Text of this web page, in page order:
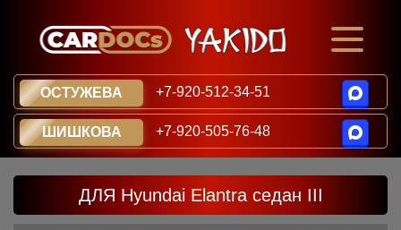
ОСТУЖЕВА +7-920-512-34-51
ШИШКОВА +7-920-505-76-48
ДЛЯ Hyundai Elantra седан III